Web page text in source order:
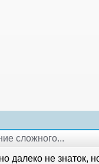
сложного...
далеко не знаток,